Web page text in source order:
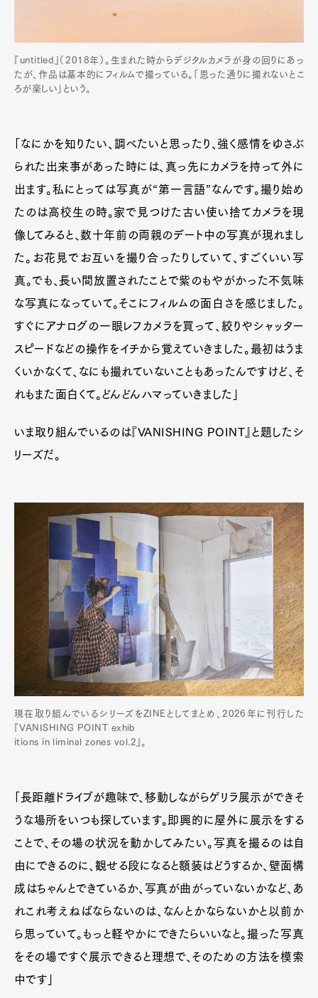
『untitled』（2018年）。生まれた時からデジタルカメラが身の回りにあっ
たが、作品は基本的にフィルムで撮っている。「思った通りに撮れないとこ
ろが楽しい」という。
「なにかを知りたい、調べたいと思ったり、強く感情をゆさぶ
られた出来事があった時には、真っ先にカメラを持って外に
出ます。私にとっては写真が“第一言語”なんです。撮り始め
たのは高校生の時。家で見つけた古い使い捨てカメラを現
像してみると、数十年前の両親のデート中の写真が現れまし
た。お花見でお互いを撮り合ったりしていて、すごくいい写
真。でも、長い間放置されたことで紫のもやがかった不気味
な写真になっていて。そこにフィルムの面白さを感じました。
すぐにアナログの一眼レフカメラを買って、絞りやシャッター
スピードなどの操作をイチから覚えていきました。最初はうま
くいかなくて、なにも撮れていないこともあったんですけど、そ
れもまた面白くて。どんどんハマっていきました」
いま取り組んでいるのは『VANISHING POINT』と題したシ
リーズだ。
現在取り組んでいるシリーズをZINEとしてまとめ、2026年に刊行した
『VANISHING POINT exhib
itions in liminal zones vol.2』。
「長距離ドライブが趣味で、移動しながらゲリラ展示ができそ
うな場所をいつも探しています。即興的に屋外に展示をする
ことで、その場の状況を動かしてみたい。写真を撮るのは自
由にできるのに、観せる段になると額装はどうするか、壁面構
成はちゃんとできているか、写真が曲がっていないかなど、あ
れこれ考えねばならないのは、なんとかならないかと以前か
ら思っていて。もっと軽やかにできたらいいなと。撮った写真
をその場ですぐ展示できると理想で、そのための方法を模索
中です」